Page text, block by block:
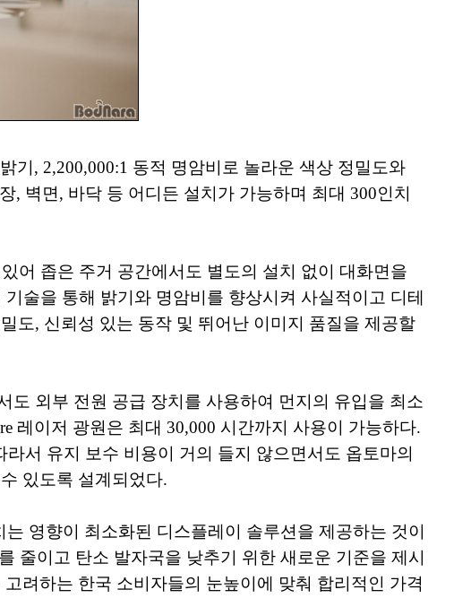
기, 2,200,000:1 동적 명암비로 놀라운 색상 정밀도와
, 벽면, 바닥 등 어디든 설치가 가능하며 최대 300인치
어 좁은 주거 공간에서도 별도의 설치 없이 대화면을
술을 통해 밝기와 명암비를 향상시켜 사실적이고 디테
도, 신뢰성 있는 동작 및 뛰어난 이미지 품질을 제공할
도 외부 전원 공급 장치를 사용하여 먼지의 유입을 최소
레이저 광원은 최대 30,000 시간까지 사용이 가능하다.
서 유지 보수 비용이 거의 들지 않으면서도 옵토마의
있도록 설계되었다.
영향이 최소화된 디스플레이 솔루션을 제공하는 것이
줄이고 탄소 발자국을 낮추기 위한 새로운 기준을 제시
려하는 한국 소비자들의 눈높이에 맞춰 합리적인 가격